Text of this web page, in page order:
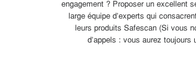
engagement ? Proposer un excellent
large équipe d'experts qui
leurs produits Safescan (Si vous
d'appels : vous aurez toujours